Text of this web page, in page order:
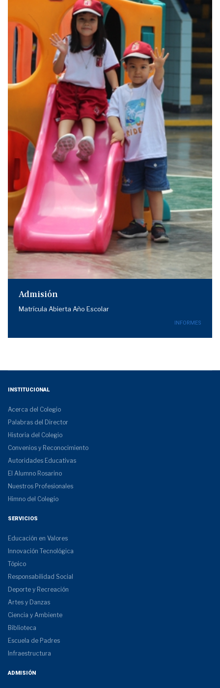
Admisión
Matrícula Abierta Año Escolar
INFORMES
INSTITUCIONAL
Acerca del Colegio
Palabras del Director
Historia del Colegio
Convenios y Reconocimiento
Autoridades Educativas
El Alumno Rosarino
Nuestros Profesionales
Himno del Colegio
SERVICIOS
Educación en Valores
Innovación Tecnológica
Tópico
Responsabilidad Social
Deporte y Recreación
Artes y Danzas
Ciencia y Ambiente
Biblioteca
Escuela de Padres
Infraestructura
ADMISIÓN